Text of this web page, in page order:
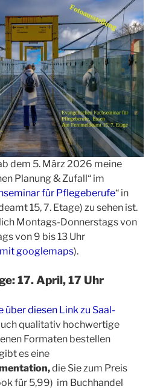
dem 5. März 2026 meine
Planung & Zufall“ im
für Pflegeberufe“ in
15, 7. Etage) zu sehen ist.
Montags-Donnerstags von
von 9 bis 13 Uhr
googlemaps).
17. April, 17 Uhr
über diesen Link zu Saal-
qualitativ hochwertige
Formaten bestellen
es eine
die Sie zum Preis
für 5,99) im Buchhandel